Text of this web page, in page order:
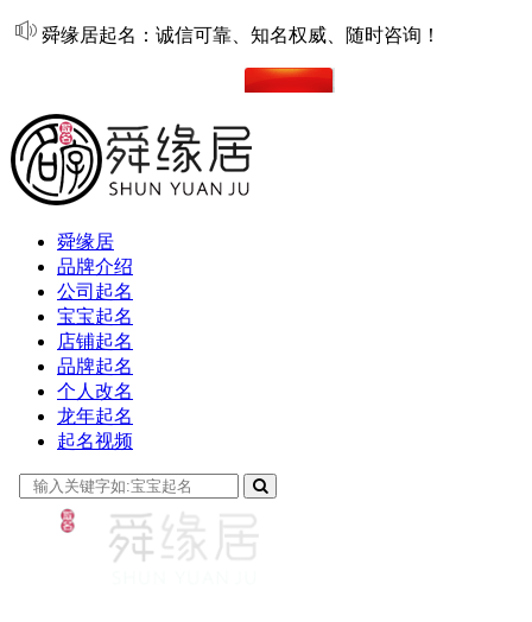
舜缘居起名：诚信可靠、知名权威、随时咨询！
舜缘居
品牌介绍
公司起名
宝宝起名
店铺起名
品牌起名
个人改名
龙年起名
起名视频